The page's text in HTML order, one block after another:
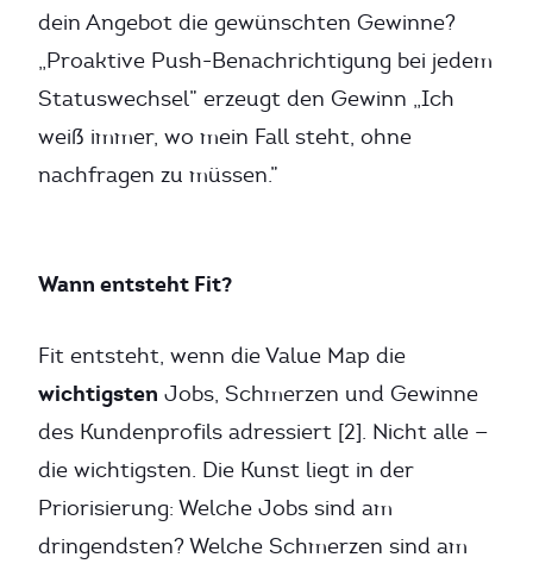
dein Angebot die gewünschten Gewinne?
„Proaktive Push-Benachrichtigung bei jedem
Statuswechsel” erzeugt den Gewinn „Ich
weiß immer, wo mein Fall steht, ohne
nachfragen zu müssen.”
Wann entsteht Fit?
Fit entsteht, wenn die Value Map die
wichtigsten Jobs, Schmerzen und Gewinne
des Kundenprofils adressiert [2]. Nicht alle —
die wichtigsten. Die Kunst liegt in der
Priorisierung: Welche Jobs sind am
dringendsten? Welche Schmerzen sind am